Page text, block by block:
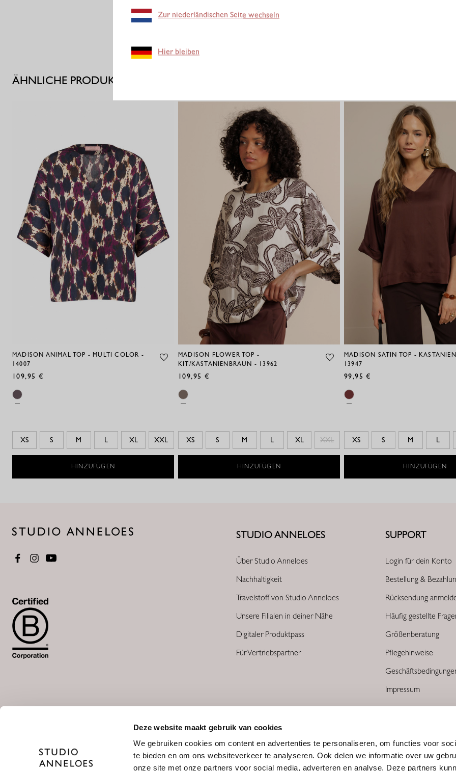
Deze website maakt gebruik van cookies
We gebruiken cookies om content en advertenties te personaliseren, om functies voor
te bieden en om ons websiteverkeer te analyseren. Ook delen we informatie over uw
onze site met onze partners voor social media, adverteren en analyse. Deze partners
ÄHNLICHE PRODUKTE
MADISON ANIMAL TOP - MULTI COLOR -
14007
109,95 €
XS S M L XL XXL
HINZUFÜGEN
MADISON FLOWER TOP -
KIT/KASTANIENBRAUN - 13962
109,95 €
XS S M L XL XXL
HINZUFÜGEN
MADISON SATIN TOP -
13947
99,95 €
XS S M L
HINZUFÜGEN
STUDIO ANNELOES
Über Studio Anneloes
Nachhaltigkeit
Travelstoff von Studio Anneloes
Unsere Filialen in deiner Nähe
Digitaler Produktpass
Für Vertriebspartner
SUPPORT
Login für dein Konto
Bestellung &
Rücksendung
Häufig gestellte
Größenberatung
Pflegehinweise
Impressum
DE
Zur niederländischen Seite wechseln
Hier bleiben